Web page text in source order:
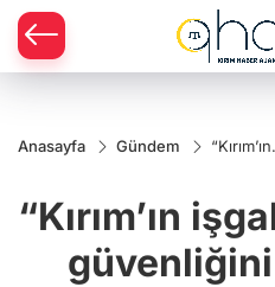
Anasayfa Gündem
“Kırım’ın
baltaladı”
“Kırım’ın
güvenliğini